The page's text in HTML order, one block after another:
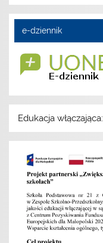
e-dziennik
Edukacja włączająca: